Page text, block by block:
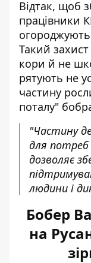
Відтак, щоб
працівники
Такий
кори й не
рятують не
частину
поталу"
"Частину
для потреб
дозволяє
людини і
Бобер
на